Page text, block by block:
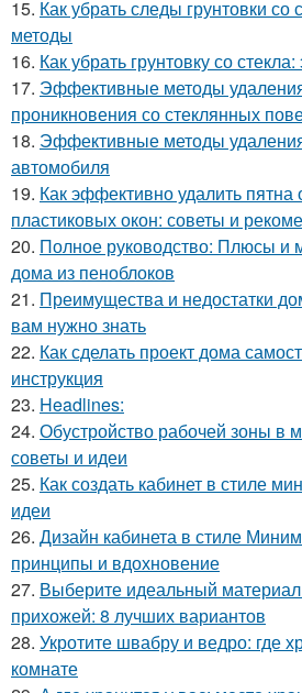
15. Как убрать следы грунтовки
методы
16. Как убрать грунтовку со
17. Эффективные методы удаления
проникновения со стеклянных
18. Эффективные методы удаления
автомобиля
19. Как эффективно удалить пятна
пластиковых окон: советы и
20. Полное руководство: Плюсы и
дома из пеноблоков
21. Преимущества и недостатки
вам нужно знать
22. Как сделать проект дома
инструкция
23. Headlines:
24. Обустройство рабочей зоны в
советы и идеи
25. Как создать кабинет в стиле
идеи
26. Дизайн кабинета в стиле
принципы и вдохновение
27. Выберите идеальный материал
прихожей: 8 лучших вариантов
28. Укротите швабру и ведро: где
комнате